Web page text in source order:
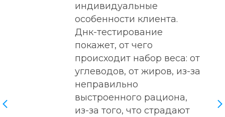
индивидуальные
особенности клиента.
Днк-тестирование
покажет, от чего
происходит набор веса: от
углеводов, от жиров, из-за
неправильно
выстроенного рациона,
из-за того, что страдают